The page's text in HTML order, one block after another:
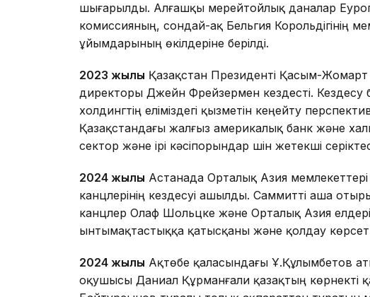
шығарылды. Алғашқы мерейтойлық даналар
комиссияның, сондай-ақ Бельгия Корольдігінің
ұйымдарының өкілдеріне берілді.
2023 жылы Қазақстан Президенті Қасым-
директоры Джейн Фрейзермен кездесті.
холдингтің еліміздегі қызметін кеңейту
Қазақстандағы жалғыз америкалық банк және
сектор және ірі кәсіпорындар үшін жетекші
2024 жылы Астанада Орталық Азия
канцлерінің кездесуі ашылды. Саммитті аша
канцлер Олаф Шольцке және Орталық Азия
ынтымақтастыққа қатысқаны және қолдау
2024 жылы Ақтөбе қаласындағы Ұ.Құлымбетов
оқушысы Даниал Құрманғали қазақтың көрнекті